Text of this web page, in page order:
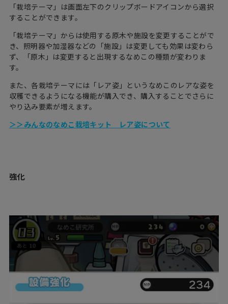
「栽培テーマ」は画面左下のクリップボードアイコンから選択
することができます。
「栽培テーマ」からは使用する原木や施設を変更することがで
き、照明器や加湿器などの「施設」は変更しても効果は変わら
ず、「原木」は変更すると出現するなめこの種類が変わりま
す。
また、各栽培テーマには「レア姿」というなめこのレアな姿を
収穫できるようになる機能が購入でき、購入することでさらに
やり込み要素が増えます。
＞＞みんなのなめこ栽培キット レア姿について
強化